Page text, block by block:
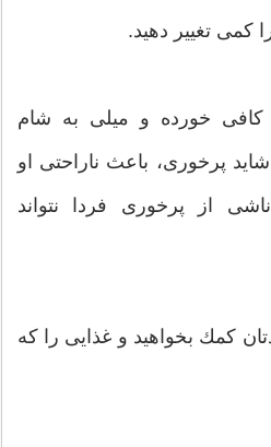
كمی تغییر دهید.
كافی خورده و میلی به شام
شاید پرخوری، باعث ناراحتی او
از پرخوری فردا نتواند
كمك بخواهید و غذایی را كه